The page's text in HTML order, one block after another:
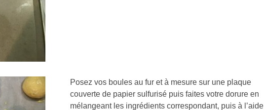
Posez vos boules au fur et à mesure sur une plaque
couverte de papier sulfurisé puis faites votre dorure en
mélangeant les ingrédients correspondant, puis à l’aide